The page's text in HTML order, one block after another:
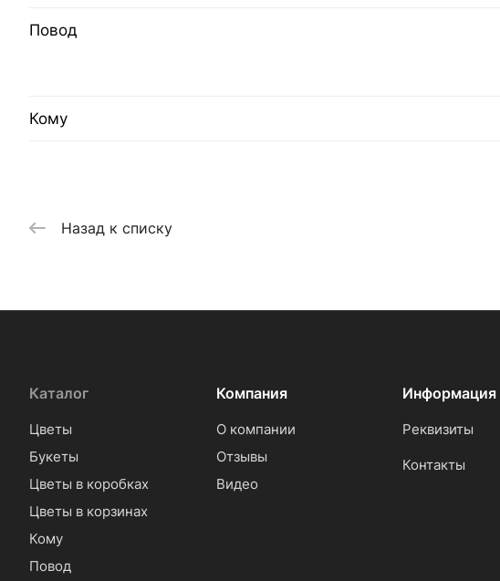
Повод
Кому
Назад к списку
Каталог
Цветы
Букеты
Цветы в коробках
Цветы в корзинах
Кому
Повод
Компания
О компании
Отзывы
Видео
Информация
Реквизиты
Контакты